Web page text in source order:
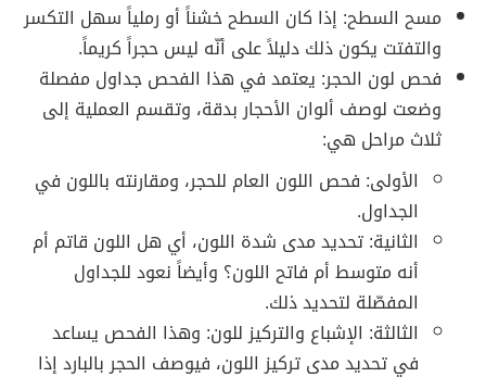
مسح السطح: إذا كان السطح خشناً أو رملياً سهل التكسر
والتفتت يكون ذلك دليلاً على أنّه ليس حجراً كريماً.
فحص لون الحجر: يعتمد في هذا الفحص جداول مفصلة
وضعت لوصف ألوان الأحجار بدقة، وتقسم العملية إلى
ثلاث مراحل هي:
الأولى: فحص اللون العام للحجر، ومقارنته باللون في
الجداول.
الثانية: تحديد مدى شدة اللون، أي هل اللون قاتم أم
أنه متوسط أم فاتح اللون؟ وأيضاً نعود للجداول
المفصّلة لتحديد ذلك.
الثالثة: الإشباع والتركيز للون: وهذا الفحص يساعد
في تحديد مدى تركيز اللون، فيوصف الحجر بالبارد إذا